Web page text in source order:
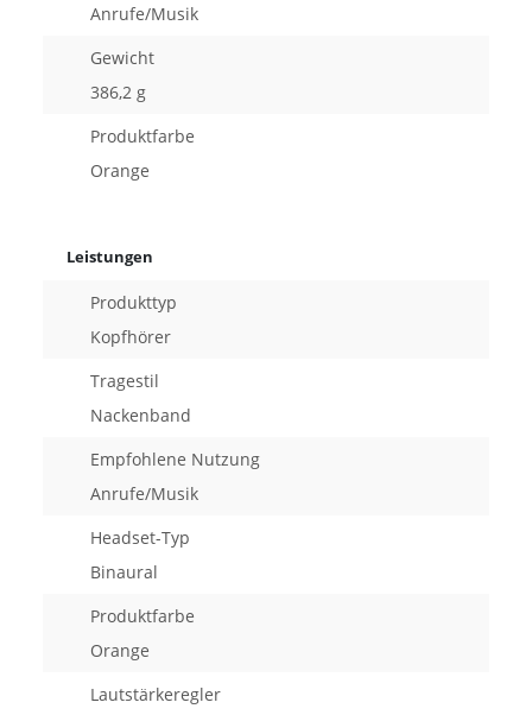
Anrufe/Musik
Gewicht
386,2 g
Produktfarbe
Orange
Leistungen
Produkttyp
Kopfhörer
Tragestil
Nackenband
Empfohlene Nutzung
Anrufe/Musik
Headset-Typ
Binaural
Produktfarbe
Orange
Lautstärkeregler